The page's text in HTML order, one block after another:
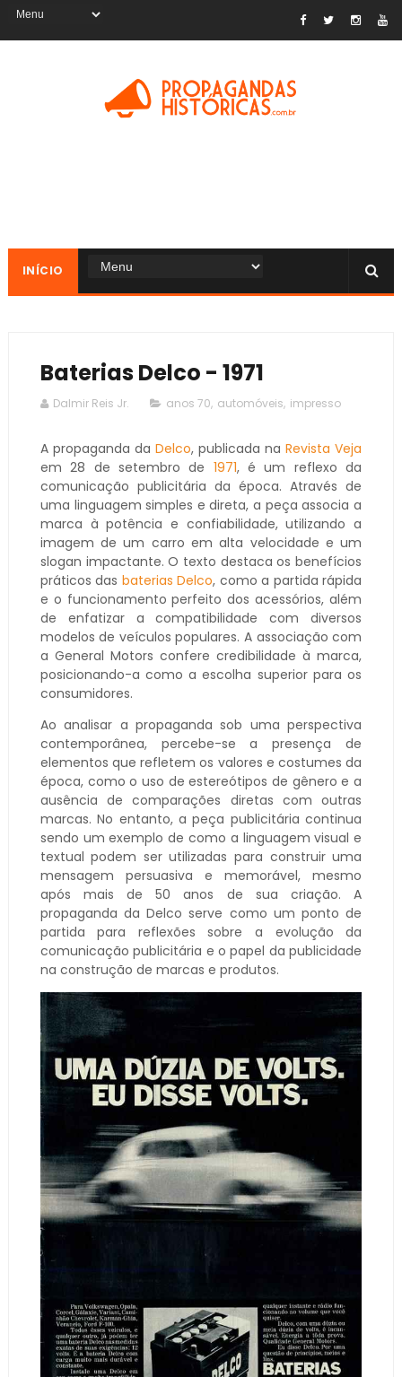
INÍCIO
Baterias Delco - 1971
Dalmir Reis Jr. anos 70, automóveis, impresso
A propaganda da Delco, publicada naRevista Veja
em 28 de setembro de 1971, é um reflexo da
comunicação publicitária da época. Através de
uma linguagem simples e direta, a peça associa a
marca à potência e confiabilidade, utilizando a
imagem de um carro em alta velocidade e um
slogan impactante. O texto destaca os benefícios
práticos das baterias Delco, como a partida rápida
e o funcionamento perfeito dos acessórios, além
de enfatizar a compatibilidade com diversos
modelos de veículos populares. A associação com
a General Motors confere credibilidade à marca,
posicionando-a como a escolha superior para os
consumidores.
Ao analisar a propaganda sob uma perspectiva
contemporânea, percebe-se a presença de
elementos que refletem os valores e costumes da
época, como o uso de estereótipos de gênero e a
ausência de comparações diretas com outras
marcas. No entanto, a peça publicitária continua
sendo um exemplo de como a linguagem visual e
textual podem ser utilizadas para construir uma
mensagem persuasiva e memorável, mesmo
após mais de 50 anos de sua criação. A
propaganda da Delco serve como um ponto de
partida para reflexões sobre a evolução da
comunicação publicitária e o papel da publicidade
na construção de marcas e produtos.